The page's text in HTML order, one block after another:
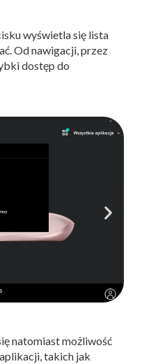
wyświetla się lista
Od nawigacji, przez
dostęp do
natomiast możliwość
takich jak